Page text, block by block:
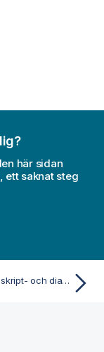
här sidan
ett saknat steg
TTest1w_t - skript- och diagramfunktion